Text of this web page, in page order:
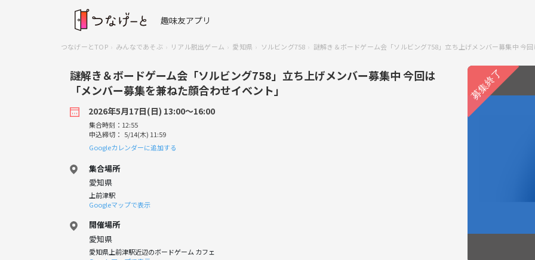
趣味友アプリ
つなげーとTOP みんなであそぶ リアル脱出ゲーム 愛知県 ソルビング758 謎解き＆ボードゲーム会「ソルビング758」立ち上げメンバー募集中 今
謎解き＆ボードゲーム会「ソルビング758」立ち上げメンバー募集中 今回は
「メンバー募集を兼ねた顔合わせイベント」
2026年5月17日(日) 13:00〜16:00
集合時刻：12:55
申込締切： 5/14(木) 11:59
Googleカレンダーに追加する
集合場所
愛知県
上前津駅
Googleマップで表示
開催場所
愛知県
愛知県上前津駅近辺のボードゲーム カフェ